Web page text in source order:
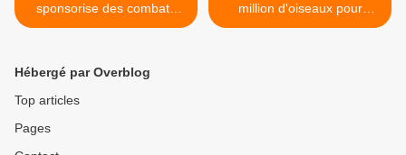
sponsorise des combats
entre chiens et ours en
million d'oiseaux pour
protéger des rizières >
Hébergé par Overblog
Top articles
Pages